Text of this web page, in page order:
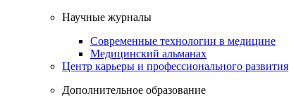
Научные журналы
Современные технологии в медицине
Медицинский альманах
Центр карьеры и профессионального развития
Дополнительное образование